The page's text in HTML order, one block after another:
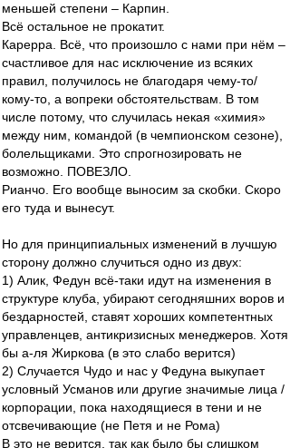
меньшей степени – Карпин.
Всё остальное не прокатит.
Карерра. Всё, что произошло с нами при нём –
счастливое для нас исключение из всяких
правил, получилось не благодаря чему-то/
кому-то, а вопреки обстоятельствам. В том
числе потому, что случилась некая «химия»
между ним, командой (в чемпионском сезоне),
болельщиками. Это спрогнозировать не
возможно. ПОВЕЗЛО.
Рианчо. Его вообще выносим за скобки. Скоро
его туда и вынесут.
Но для принципиальных изменений в лучшую
сторону должно случиться одно из двух:
1) Алик, Федун всё-таки идут на изменения в
структуре клуба, убирают сегодняшних воров и
бездарностей, ставят хороших компетентных
управленцев, антикризисных менеджеров. Хотя
бы а-ля Жиркова (в это слабо верится)
2) Случается Чудо и нас у Федуна выкупает
условный Усманов или другие значимые лица /
корпорации, пока находящиеся в тени и не
отсвечивающие (не Петя и не Рома)
В это не верится, так как было бы слишком